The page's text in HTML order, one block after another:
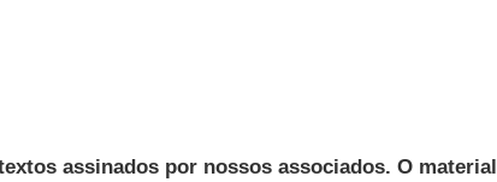
assinados por nossos associados. O material